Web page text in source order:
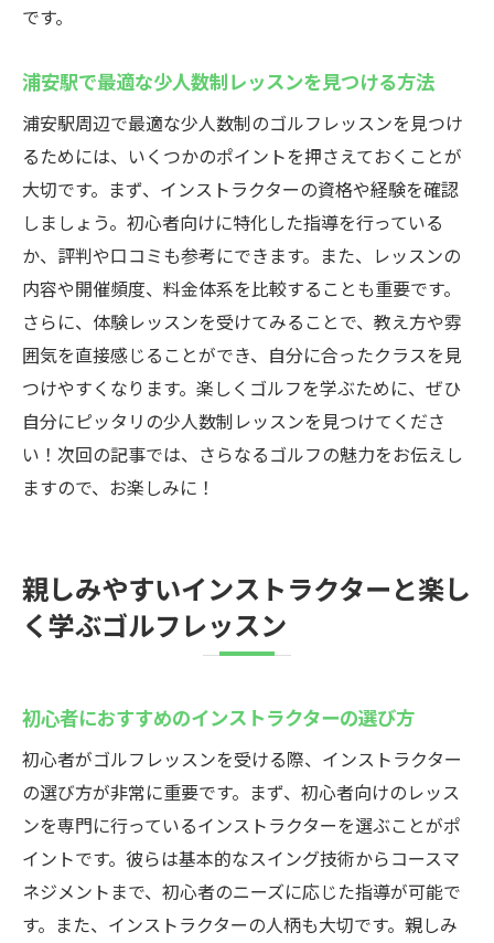
です。
浦安駅で最適な少人数制レッスンを見つける方法
浦安駅周辺で最適な少人数制のゴルフレッスンを見つけ
るためには、いくつかのポイントを押さえておくことが
大切です。まず、インストラクターの資格や経験を確認
しましょう。初心者向けに特化した指導を行っている
か、評判や口コミも参考にできます。また、レッスンの
内容や開催頻度、料金体系を比較することも重要です。
さらに、体験レッスンを受けてみることで、教え方や雰
囲気を直接感じることができ、自分に合ったクラスを見
つけやすくなります。楽しくゴルフを学ぶために、ぜひ
自分にピッタリの少人数制レッスンを見つけてくださ
い！次回の記事では、さらなるゴルフの魅力をお伝えし
ますので、お楽しみに！
親しみやすいインストラクターと楽し
く学ぶゴルフレッスン
初心者におすすめのインストラクターの選び方
初心者がゴルフレッスンを受ける際、インストラクター
の選び方が非常に重要です。まず、初心者向けのレッス
ンを専門に行っているインストラクターを選ぶことがポ
イントです。彼らは基本的なスイング技術からコースマ
ネジメントまで、初心者のニーズに応じた指導が可能で
す。また、インストラクターの人柄も大切です。親しみ